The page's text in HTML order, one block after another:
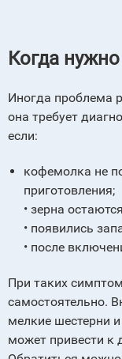
Когда
Иногда проблема
она требует
если:
кофемолка не
приготовления;
• зерна
• появились
• после
При таких
самостоятельно.
мелкие шестерни
может привести к